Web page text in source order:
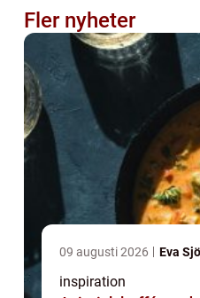
Fler nyheter
09 augusti 2026 Eva
inspiration